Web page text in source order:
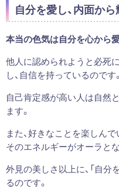
自分を愛し、内面か
本当の色気は自分を心から
他人に認められようと必死
し、自信を持っているのです。
自己肯定感が高い人は自然
ます。
また、好きなことを楽しん
そのエネルギーがオーラと
外見の美しさ以上に、「自分
るのです。